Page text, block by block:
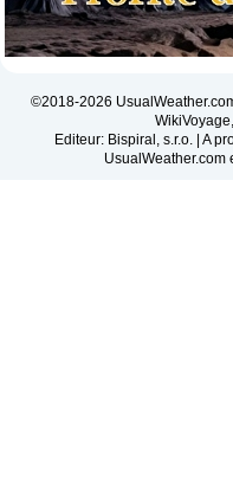
©2018-2026
Editeur: Bispiral, s.r.o. | A
UsualWeather.com